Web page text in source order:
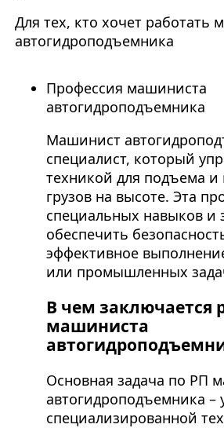
Для тех, кто хочет работать
автогидроподъемника
Профессия машиниста
автогидроподъемника
Машинист
специалист, который
техникой для подъема
грузов на высоте. Эта
специальных навыков и
обеспечить
эффективное
или промышленных
В чем заключается
машиниста
Основная задача по РП
автогидроподъемника –
специализированной